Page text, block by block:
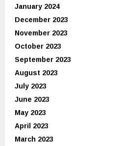
January 2024
December 2023
November 2023
October 2023
September 2023
August 2023
July 2023
June 2023
May 2023
April 2023
March 2023